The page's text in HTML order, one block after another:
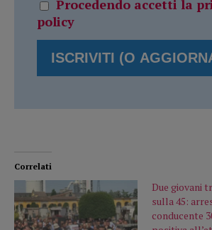
Procedendo accetti la
policy
Correlati
Due giovani
sulla 45:
conducente